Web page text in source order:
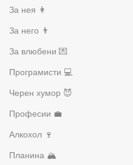
За нея 👩
За него 👨
За влюбени 💌
Програмисти 💻
Черен хумор 😈
Професии 💼
Алкохол 🍷
Планина 🏔️